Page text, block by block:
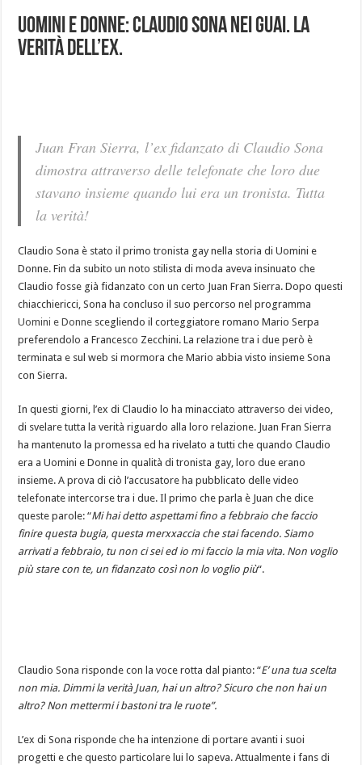
Uomini e Donne: Claudio Sona nei guai. La
verità dell’ex.
Juan Fran Sierra, l’ex fidanzato di Claudio Sona
dimostra attraverso delle telefonate che loro due
stavano insieme quando lui era un tronista. Tutta
la verità!
Claudio Sona è stato il primo tronista gay nella storia di Uomini e
Donne. Fin da subito un noto stilista di moda aveva insinuato che
Claudio fosse già fidanzato con un certo Juan Fran Sierra. Dopo questi
chiacchiericci, Sona ha concluso il suo percorso nel programma
Uomini e Donne scegliendo il corteggiatore romano Mario Serpa
preferendolo a Francesco Zecchini. La relazione tra i due però è
terminata e sul web si mormora che Mario abbia visto insieme Sona
con Sierra.
In questi giorni, l’ex di Claudio lo ha minacciato attraverso dei video,
di svelare tutta la verità riguardo alla loro relazione. Juan Fran Sierra
ha mantenuto la promessa ed ha rivelato a tutti che quando Claudio
era a Uomini e Donne in qualità di tronista gay, loro due erano
insieme. A prova di ciò l’accusatore ha pubblicato delle video
telefonate intercorse tra i due. Il primo che parla è Juan che dice
queste parole: “Mi hai detto aspettami fino a febbraio che faccio
finire questa bugia, questa merxxaccia che stai facendo. Siamo
arrivati a febbraio, tu non ci sei ed io mi faccio la mia vita. Non voglio
più stare con te, un fidanzato così non lo voglio più“.
Claudio Sona risponde con la voce rotta dal pianto: “E’ una tua scelta
non mia. Dimmi la verità Juan, hai un altro? Sicuro che non hai un
altro? Non mettermi i bastoni tra le ruote”.
L’ex di Sona risponde che ha intenzione di portare avanti i suoi
progetti e che questo particolare lui lo sapeva. Attualmente i fans di